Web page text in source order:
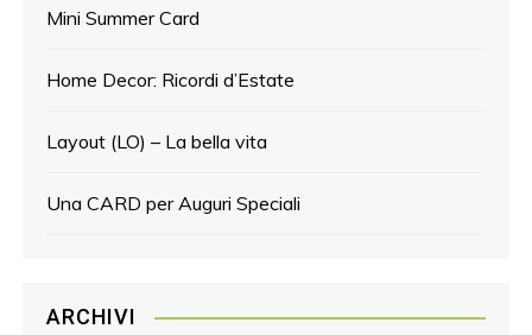
Mini Summer Card
Home Decor: Ricordi d’Estate
Layout (LO) – La bella vita
Una CARD per Auguri Speciali
ARCHIVI